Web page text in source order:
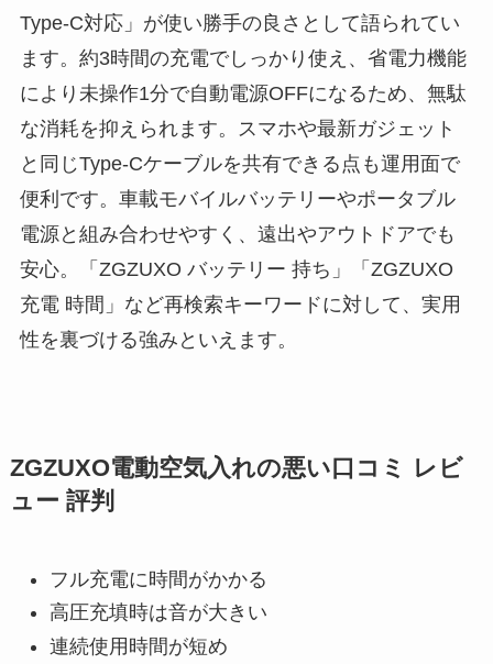
Type-C対応」が使い勝手の良さとして語られてい
ます。約3時間の充電でしっかり使え、省電力機能
により未操作1分で自動電源OFFになるため、無駄
な消耗を抑えられます。スマホや最新ガジェット
と同じType-Cケーブルを共有できる点も運用面で
便利です。車載モバイルバッテリーやポータブル
電源と組み合わせやすく、遠出やアウトドアでも
安心。「ZGZUXO バッテリー 持ち」「ZGZUXO
充電 時間」など再検索キーワードに対して、実用
性を裏づける強みといえます。
ZGZUXO電動空気入れの悪い口コミ レビ
ュー 評判
フル充電に時間がかかる
高圧充填時は音が大きい
連続使用時間が短め